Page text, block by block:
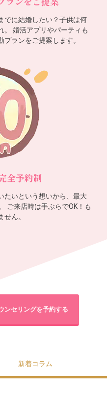
でに結婚したい？子供は何
。 婚活アプリやパーティも
ランをご提案します。
全予約制
たいという想いから、最大
ご来店時は手ぶらでOK！も
ん。
ンセリングを予約する
新着コラム